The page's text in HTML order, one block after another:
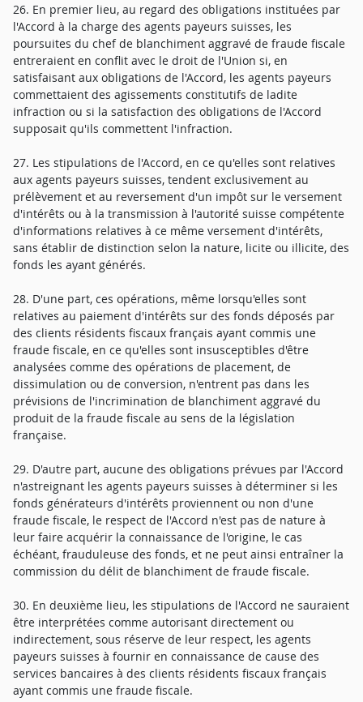
26. En premier lieu, au regard des obligations instituées par
l'Accord à la charge des agents payeurs suisses, les
poursuites du chef de blanchiment aggravé de fraude fiscale
entreraient en conflit avec le droit de l'Union si, en
satisfaisant aux obligations de l'Accord, les agents payeurs
commettaient des agissements constitutifs de ladite
infraction ou si la satisfaction des obligations de l'Accord
supposait qu'ils commettent l'infraction.
27. Les stipulations de l'Accord, en ce qu'elles sont relatives
aux agents payeurs suisses, tendent exclusivement au
prélèvement et au reversement d'un impôt sur le versement
d'intérêts ou à la transmission à l'autorité suisse compétente
d'informations relatives à ce même versement d'intérêts,
sans établir de distinction selon la nature, licite ou illicite, des
fonds les ayant générés.
28. D'une part, ces opérations, même lorsqu'elles sont
relatives au paiement d'intérêts sur des fonds déposés par
des clients résidents fiscaux français ayant commis une
fraude fiscale, en ce qu'elles sont insusceptibles d'être
analysées comme des opérations de placement, de
dissimulation ou de conversion, n'entrent pas dans les
prévisions de l'incrimination de blanchiment aggravé du
produit de la fraude fiscale au sens de la législation
française.
29. D'autre part, aucune des obligations prévues par l'Accord
n'astreignant les agents payeurs suisses à déterminer si les
fonds générateurs d'intérêts proviennent ou non d'une
fraude fiscale, le respect de l'Accord n'est pas de nature à
leur faire acquérir la connaissance de l'origine, le cas
échéant, frauduleuse des fonds, et ne peut ainsi entraîner la
commission du délit de blanchiment de fraude fiscale.
30. En deuxième lieu, les stipulations de l'Accord ne sauraient
être interprétées comme autorisant directement ou
indirectement, sous réserve de leur respect, les agents
payeurs suisses à fournir en connaissance de cause des
services bancaires à des clients résidents fiscaux français
ayant commis une fraude fiscale.